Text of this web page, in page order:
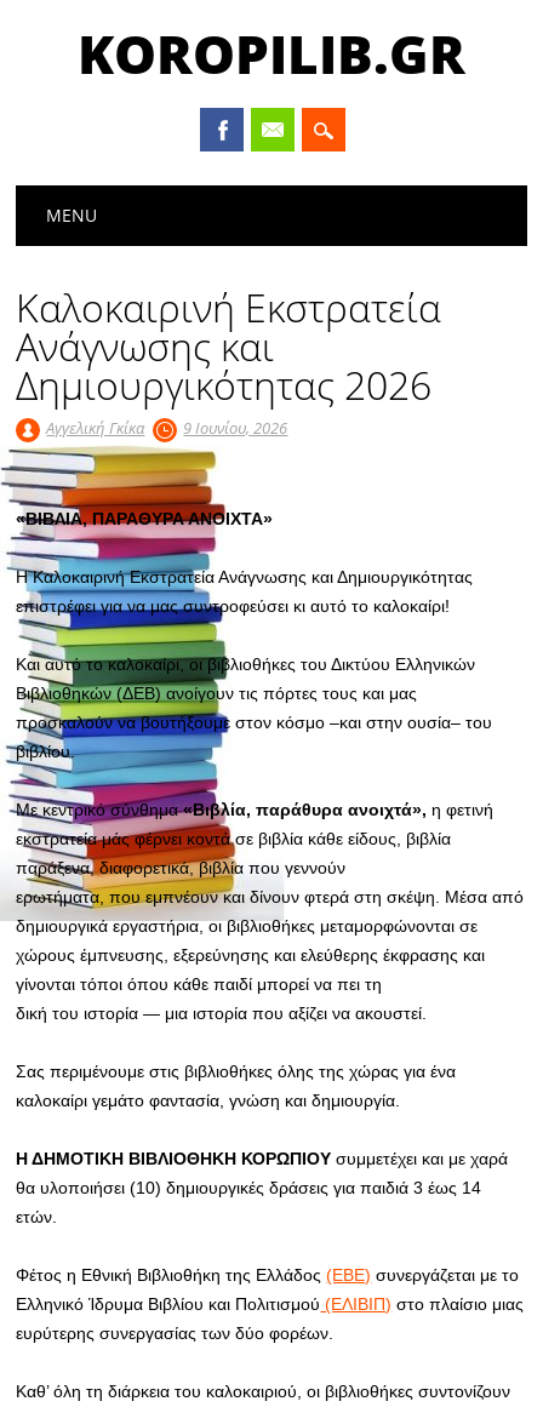
KOROPILIB.GR
Main menu
MENU
Καλοκαιρινή Εκστρατεία
Ανάγνωσης και
Δημιουργικότητας 2026
Αγγελική Γκίκα 9 Ιουνίου, 2026
«ΒΙΒΛΙΑ, ΠΑΡΑΘΥΡΑ ΑΝΟΙΧΤΑ»
Η Καλοκαιρινή Εκστρατεία Ανάγνωσης και Δημιουργικότητας
επιστρέφει για να μας συντροφεύσει κι αυτό το καλοκαίρι!
Και αυτό το καλοκαίρι, οι βιβλιοθήκες του Δικτύου Ελληνικών
Βιβλιοθηκών (ΔΕΒ) ανοίγουν τις πόρτες τους και μας
προσκαλούν να βουτήξουμε στον κόσμο –και στην ουσία– του
βιβλίου.
Με κεντρικό σύνθημα«Βιβλία, παράθυρα ανοιχτά», η φετινή
εκστρατεία μάς φέρνει κοντά σε βιβλία κάθε είδους, βιβλία
παράξενα, διαφορετικά, βιβλία που γεννούν
ερωτήματα, που εμπνέουν και δίνουν φτερά στη σκέψη. Μέσα από
δημιουργικά εργαστήρια, οι βιβλιοθήκες μεταμορφώνονται σε
χώρους έμπνευσης, εξερεύνησης και ελεύθερης έκφρασης και
γίνονται τόποι όπου κάθε παιδί μπορεί να πει τη
δική του ιστορία — μια ιστορία που αξίζει να ακουστεί.
Σας περιμένουμε στις βιβλιοθήκες όλης της χώρας για ένα
καλοκαίρι γεμάτο φαντασία, γνώση και δημιουργία.
Η ΔΗΜΟΤΙΚΗ ΒΙΒΛΙΟΘΗΚΗ ΚΟΡΩΠΙΟΥ συμμετέχει και με χαρά
θα υλοποιήσει (10) δημιουργικές δράσεις για παιδιά 3 έως 14
ετών.
Φέτος η Εθνική Βιβλιοθήκη της Ελλάδος(ΕΒΕ) συνεργάζεται με το
Ελληνικό Ίδρυμα Βιβλίου και Πολιτισμού (ΕΛΙΒΙΠ) στο πλαίσιο μιας
ευρύτερης συνεργασίας των δύο φορέων.
Καθ’ όλη τη διάρκεια του καλοκαιριού, οι βιβλιοθήκες συντονίζουν